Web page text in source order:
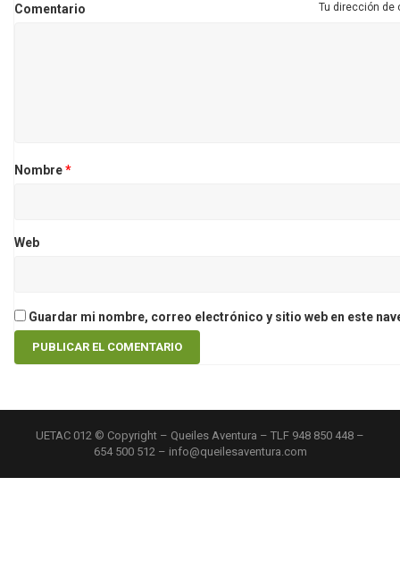
Tu dirección de
Comentario
Nombre*
Web
Guardar mi nombre, correo electrónico y sitio web en este
UETAC 012 © Copyright – Queiles Aventura – TLF 948 850 448 –
654 500 512 – info@queilesaventura.com